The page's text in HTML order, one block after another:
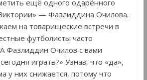
ещё одного одарённого
— Фазлиддина Очилова.
на товарищеские встречи в
футболисты часто
Фазлиддин Очилов с вами
играть?» Узнав, что «да»,
у них снижается, потому что